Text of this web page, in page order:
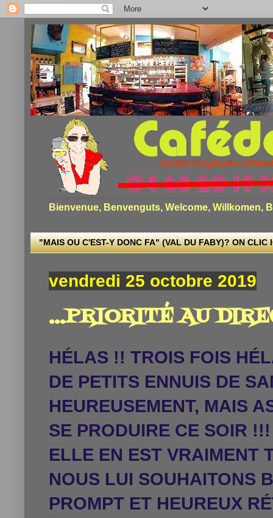
Bienvenue, Benvenguts, Welcome, Willkomen,
"MAIS OU C'EST-Y DONC FA" (VAL DU FABY)? ON CLIC
vendredi 25 octobre 2019
...PRIORITÉ AU
HÉLAS !! TROIS FOIS
DE PETITS ENNUIS DE
HEUREUSEMENT, MAIS
SE PRODUIRE CE SOIR
ELLE EN EST VRAIMENT
NOUS LUI SOUHAITONS
PROMPT ET HEUREUX